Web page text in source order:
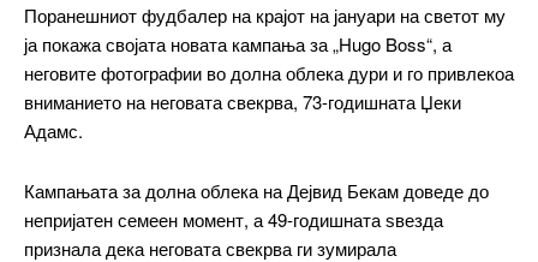
Поранешниот фудбалер на крајот на јануари на светот му
ја покажа својата новата кампања за „Hugo Boss“, а
неговите фотографии во долна облека дури и го привлекоа
вниманието на неговата свекрва, 73-годишната Џеки
Адамс.
Кампањата за долна облека на Дејвид Бекам доведе до
непријатен семеен момент, а 49-годишната ѕвезда
признала дека неговата свекрва ги зумирала